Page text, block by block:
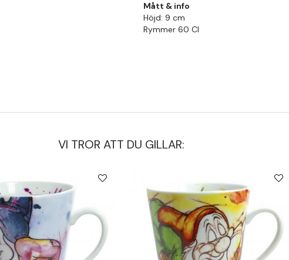
Mått & info
Höjd: 9 cm
Rymmer 60 Cl
VI TROR ATT DU GILLAR: